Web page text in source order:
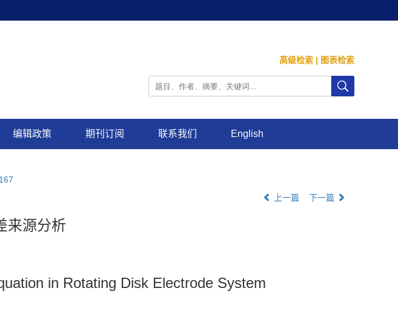
高级检索 | 图表检索
编辑政策 期刊订阅 联系我们 English
上一篇 下一篇
来源分析
in Rotating Disk Electrode System